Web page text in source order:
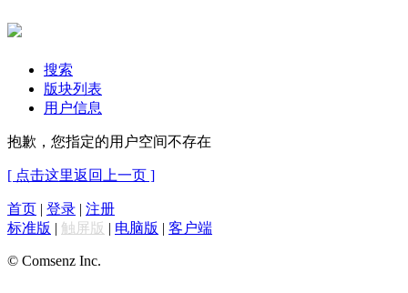
搜索
版块列表
用户信息
抱歉，您指定的用户空间不存在
[ 点击这里返回上一页 ]
首页 | 登录 | 注册
标准版 | 触屏版 | 电脑版 | 客户端
© Comsenz Inc.